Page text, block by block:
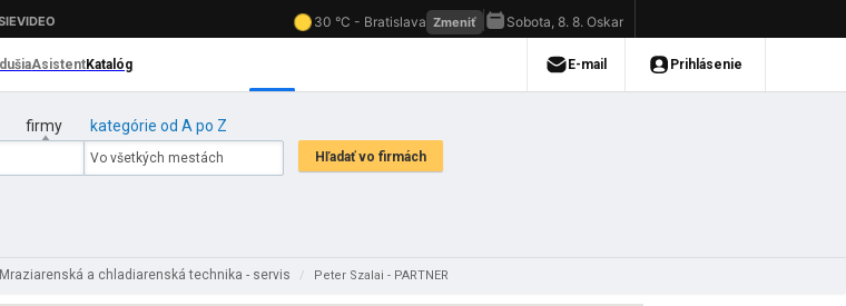
firmy kategórie od A po Z
Mraziarenská a chladiarenská technika - servis / Peter Szalai - PARTNER